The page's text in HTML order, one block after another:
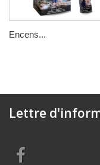
Encens...
Lettre